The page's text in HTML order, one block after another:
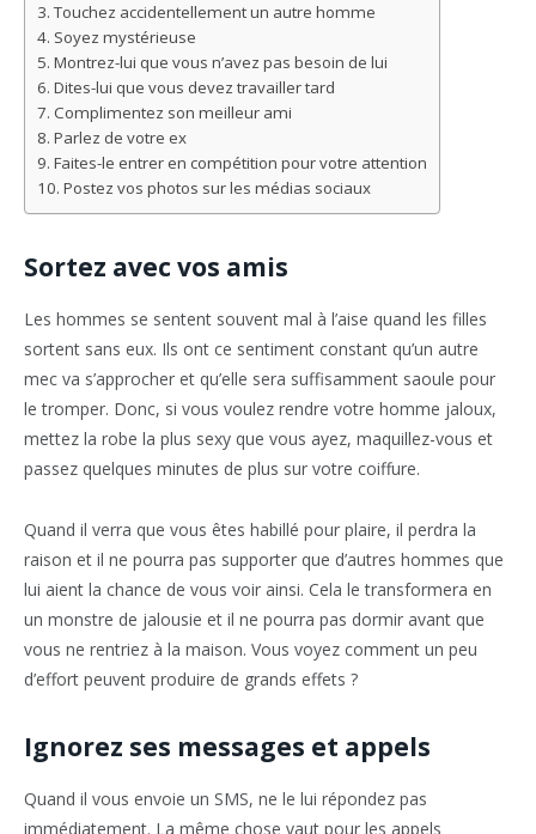
Touchez accidentellement un autre homme
Soyez mystérieuse
Montrez-lui que vous n’avez pas besoin de lui
Dites-lui que vous devez travailler tard
Complimentez son meilleur ami
Parlez de votre ex
Faites-le entrer en compétition pour votre attention
Postez vos photos sur les médias sociaux
Sortez avec vos amis
Les hommes se sentent souvent mal à l’aise quand les filles
sortent sans eux. Ils ont ce sentiment constant qu’un autre
mec va s’approcher et qu’elle sera suffisamment saoule pour
le tromper. Donc, si vous voulez rendre votre homme jaloux,
mettez la robe la plus sexy que vous ayez, maquillez-vous et
passez quelques minutes de plus sur votre coiffure.
Quand il verra que vous êtes habillé pour plaire, il perdra la
raison et il ne pourra pas supporter que d’autres hommes que
lui aient la chance de vous voir ainsi. Cela le transformera en
un monstre de jalousie et il ne pourra pas dormir avant que
vous ne rentriez à la maison. Vous voyez comment un peu
d’effort peuvent produire de grands effets ?
Ignorez ses messages et appels
Quand il vous envoie un SMS, ne le lui répondez pas
immédiatement. La même chose vaut pour les appels